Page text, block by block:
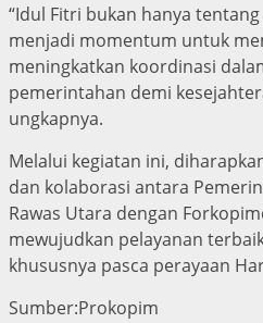
“Idul Fitri bukan hanya
menjadi momentum untuk
meningkatkan koordinasi
pemerintahan demi
ungkapnya.
Melalui kegiatan ini,
dan kolaborasi antara
Rawas Utara dengan
mewujudkan pelayanan
khususnya pasca perayaan
Sumber:Prokopim